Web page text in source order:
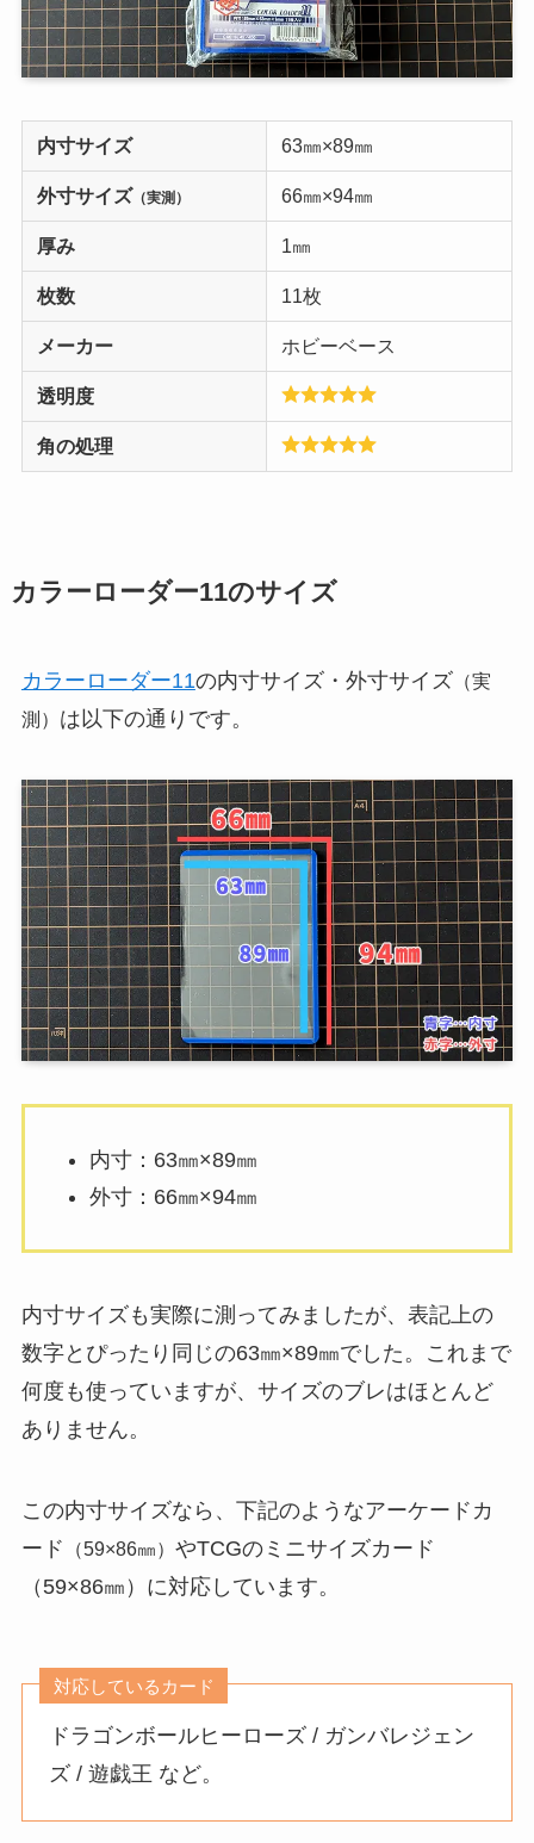
内寸サイズ 63㎜×89㎜
外寸サイズ （実測） 66㎜×94㎜
厚み 1㎜
枚数 11枚
メーカー ホビーベース
透明度
角の処理
カラーローダー11のサイズ
カラーローダー11の内寸サイズ・外寸サイズ（実
測） は以下の通りです。
内寸：63㎜×89㎜
外寸：66㎜×94㎜
内寸サイズも実際に測ってみましたが、表記上の
数字とぴったり同じの63㎜×89㎜でした。これまで
何度も使っていますが、サイズのブレはほとんど
ありません。
この内寸サイズなら、下記のようなアーケードカ
ード
（59×86㎜） やTCGのミニサイズカード
（59×86㎜）に対応しています。
対応しているカード
ドラゴンボールヒーローズ / ガンバレジェン
ズ / 遊戯王 など。